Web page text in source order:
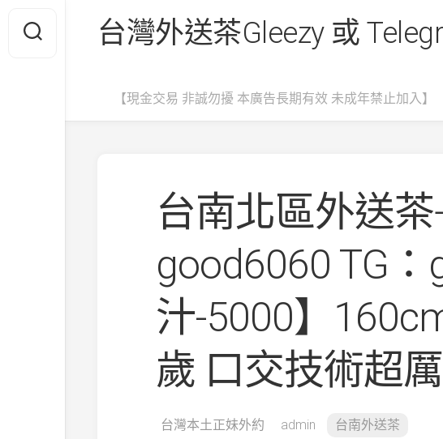
content
台灣外送茶Gleezy 或
【現金交易 非誠勿擾 本廣告長期有效 未成年禁止加入】
台南北區外送茶
good6060 TG
汁-5000】
歲 口交技術超
台灣本土正妹外約 admin 台南外送茶